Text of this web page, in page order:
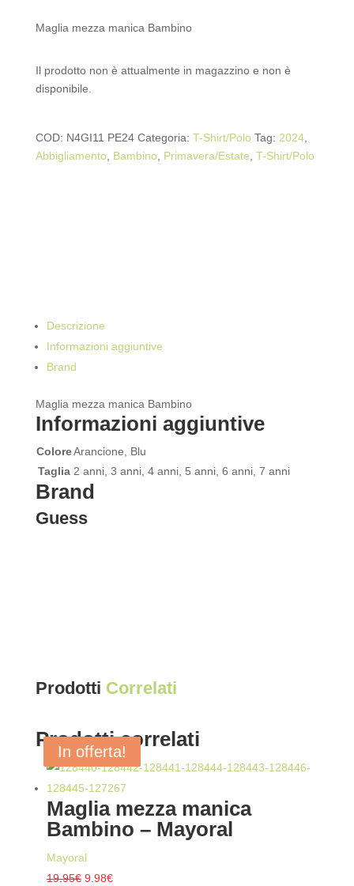
Maglia mezza manica Bambino
Il prodotto non è attualmente in magazzino e non è
disponibile.
COD: N4GI11 PE24 Categoria: T-Shirt/Polo Tag: 2024,
Abbigliamento
Bambino Primavera/Estate T-Shirt/Polo
Descrizione
Informazioni aggiuntive
Brand
Maglia mezza manica Bambino
Informazioni aggiuntive
ColoreArancione, Blu
Taglia 2 anni, 3 anni, 4 anni, 5 anni, 6 anni, 7 anni
Brand
Guess
Prodotti Correlati
Prodotti correlati
In offerta!
Maglia mezza manica
Bambino – Mayoral
Mayoral
19.95€ Il
9.98€Il
In offerta!
In offerta!
In offerta!